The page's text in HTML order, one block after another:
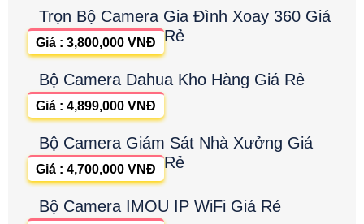
Trọn Bộ Camera Gia Đình Xoay 360 Giá
Rẻ
Giá : 3,800,000 VNĐ
Bộ Camera Dahua Kho Hàng Giá Rẻ
Giá : 4,899,000 VNĐ
Bộ Camera Giám Sát Nhà Xưởng Giá
Rẻ
Giá : 4,700,000 VNĐ
Bộ Camera IMOU IP WiFi Giá Rẻ